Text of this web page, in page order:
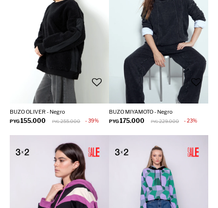
BUZO OLIVER - Negro
PYG155.000 PYG 255.000 39
BUZO MIYAMOTO - Negro
PYG175.000 PYG 229.000 23